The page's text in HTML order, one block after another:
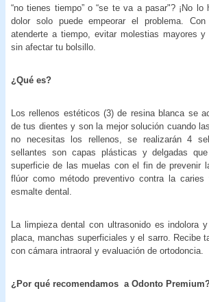
“no tienes tiempo” o “se te va a pasar"? ¡No lo
dolor solo puede empeorar el problema.
atenderte a tiempo, evitar molestias mayores y
sin afectar tu bolsillo.
¿Qué es?
Los rellenos estéticos (3) de resina blanca se
de tus dientes y son la mejor solución cuando
no necesitas los rellenos, se realizarán 4
sellantes son capas plásticas y delgadas
superficie de las muelas con el fin de prevenir
flúor como método preventivo contra la
esmalte dental.
La limpieza dental con ultrasonido es indolora
placa, manchas superficiales y el sarro. Recibe
con cámara intraoral y evaluación de ortodoncia.
¿Por qué recomendamos a Odonto Premium?